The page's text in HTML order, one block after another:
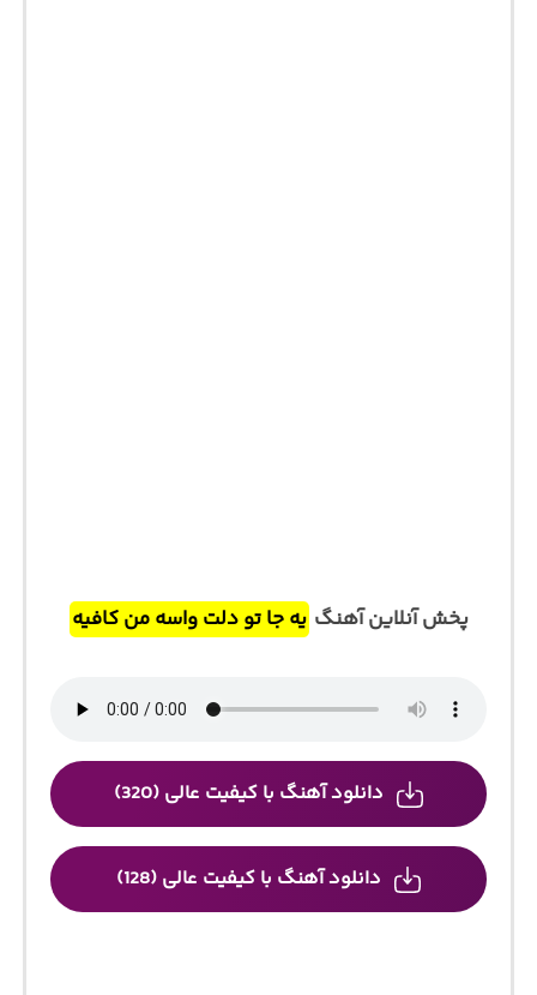
پخش آنلاین آهنگ یه جا تو دلت واسه من کافیه
دانلود آهنگ با کیفیت عالی (320)
دانلود آهنگ با کیفیت عالی (128)